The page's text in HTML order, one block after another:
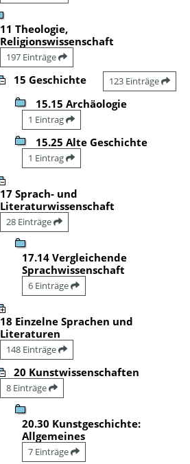
11 Theologie,
Religionswissenschaft
197 Einträge
15 Geschichte 123 Einträge
15.15 Archäologie
1 Eintrag
15.25 Alte Geschichte
1 Eintrag
17 Sprach- und
Literaturwissenschaft
28 Einträge
17.14 Vergleichende
Sprachwissenschaft
6 Einträge
18 Einzelne Sprachen und
Literaturen
148 Einträge
20 Kunstwissenschaften
8 Einträge
20.30 Kunstgeschichte:
Allgemeines
7 Einträge